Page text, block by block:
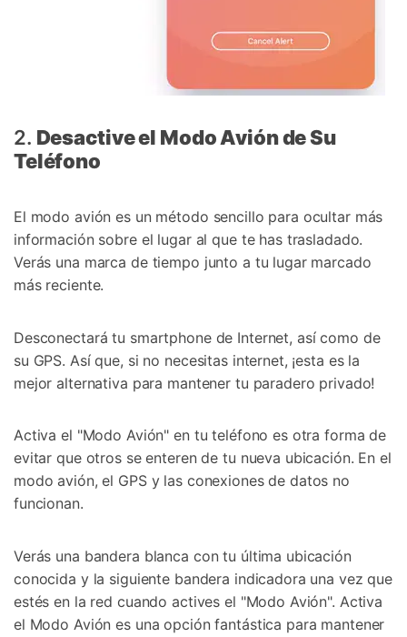
2. Desactive el Modo Avión de Su
Teléfono
El modo avión es un método sencillo para ocultar más
información sobre el lugar al que te has trasladado.
Verás una marca de tiempo junto a tu lugar marcado
más reciente.
Desconectará tu smartphone de Internet, así como de
su GPS. Así que, si no necesitas internet, ¡esta es la
mejor alternativa para mantener tu paradero privado!
Activa el "Modo Avión" en tu teléfono es otra forma de
evitar que otros se enteren de tu nueva ubicación. En el
modo avión, el GPS y las conexiones de datos no
funcionan.
Verás una bandera blanca con tu última ubicación
conocida y la siguiente bandera indicadora una vez que
estés en la red cuando actives el "Modo Avión". Activa
el Modo Avión es una opción fantástica para mantener